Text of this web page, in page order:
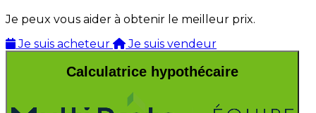
Je peux vous aider à obtenir le meilleur prix.
Je suis acheteur
Je suis vendeur
Calculatrice hypothécaire